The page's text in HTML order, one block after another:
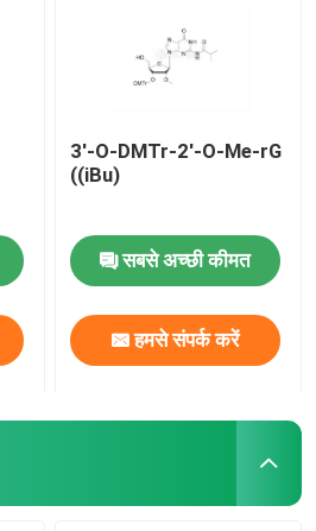
3'-O-DMTr-2'-O-Me-rG
((iBu)
सबसे अच्छी कीमत
हमसे संपर्क करें